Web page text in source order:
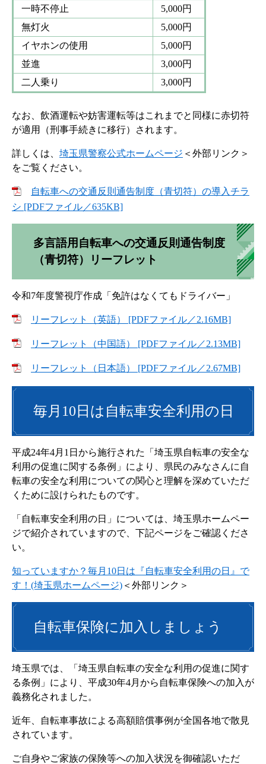
一時不停止
5,000円
無灯火
5,000円
イヤホンの使用
5,000円
並進
3,000円
二人乗り
3,000円
なお、飲酒運転や妨害運転等はこれまでと同様に赤切符
が適用（刑事手続きに移行）されます。
詳しくは、 埼玉県警察公式ホームページ ＜外部リンク＞
をご覧ください。​
自転車への交通反則通告制度（青切符）の導入チラ
シ [PDFファイル／635KB]
多言語用自転車への交通反則通告制度
（青切符）リーフレット
令和7年度警視庁作成「免許はなくてもドライバー」
リーフレット（英語） [PDFファイル／2.16MB]
リーフレット（中国語） [PDFファイル／2.13MB]
リーフレット（日本語） [PDFファイル／2.67MB]
毎月10日は自転車安全利用の日
平成24年4月1日から施行された「埼玉県自転車の安全な
利用の促進に関する条例」により、県民のみなさんに自
転車の安全な利用についての関心と理解を深めていただ
くために設けられたものです。
「自転車安全利用の日」については、埼玉県ホームペー
ジで紹介されていますので、下記ページをご確認くださ
い。
知っていますか？毎月10日は『自転車安全利用の日』で
す！(埼玉県ホームページ) ＜外部リンク＞
自転車保険に加入しましょう
埼玉県では、「埼玉県自転車の安全な利用の促進に関す
る条例」により、平成30年4月から自転車保険への加入が
義務化されました。
近年、自転車事故による高額賠償事例が全国各地で散見
されています。
ご自身やご家族の保険等への加入状況を御確認いただ